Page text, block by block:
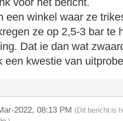
een winkel waar ze
ze op 2,5-3 bar te
Dat ie dan wat
een kwestie van
2022, 08:13 PM (Dit bericht is